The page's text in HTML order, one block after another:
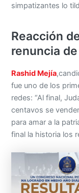
simpatizantes lo
Reacción
renuncia
Rashid Mejía
fue uno de los
redes: “Al final,
centavos se
para amar a la
final la historia los